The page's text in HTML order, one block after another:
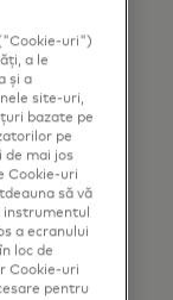
I confirm
such
I
to
time,
opt-out
uri")
a le
și a
site-uri,
bazate pe
pe
de mai jos
Cookie-uri
să vă
a ecranului
loc de
Cookie-uri
pentru